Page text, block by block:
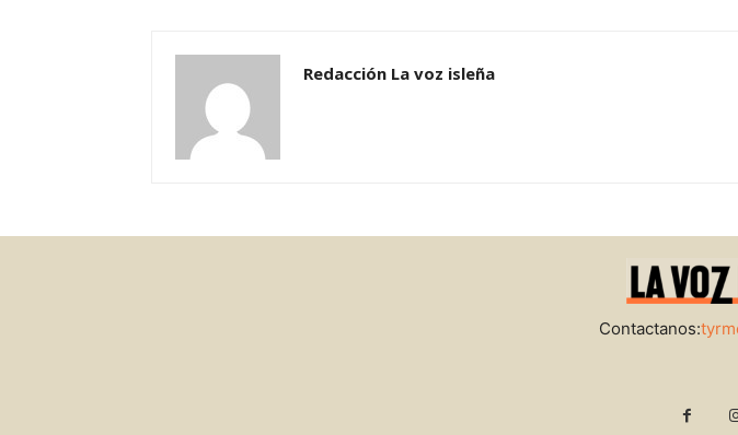
Redacción La voz isleña
Contactanos: